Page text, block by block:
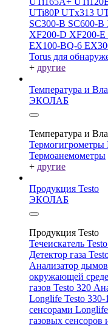
UTi80PUTx313
SC300-B SC600-B
XF200-D XF200-E
EX100-BQ-6
Torus для
+ другие
Температура и
ЭКОЛАБ
Температура и
Термогигрометры
Термоанемометры
+ другие
Продукция Testo
ЭКОЛАБ
Продукция Testo
Течеискатель
Детектор газа
Анализатор
окружающей
газов Testo 320
Longlife Testo
сенсорами
газовых сенсоров